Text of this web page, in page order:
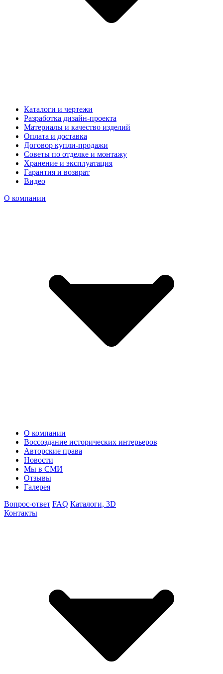
Каталоги и чертежи
Разработка дизайн-проекта
Материалы и качество изделий
Оплата и доставка
Договор купли-продажи
Советы по отделке и монтажу
Хранение и эксплуатация
Гарантия и возврат
Видео
О компании
О компании
Воссоздание исторических интерьеров
Авторские права
Новости
Мы в СМИ
Отзывы
Галерея
Вопрос-ответ FAQ Каталоги, 3D
Контакты